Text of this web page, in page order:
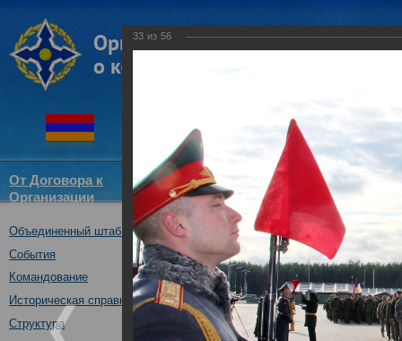
От Договора к
Организации
Структура
ОДКБ
Новости
Объединенный штаб ОДКБ
События
Командование
Историческая справка
Структура
совместное учение с КСОР
"Мулино", Нижегородская
16.10.2019
33 из 56